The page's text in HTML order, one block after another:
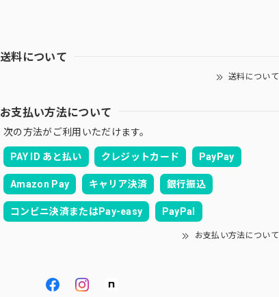
送料について
送料について
お支払い方法について
次の方法がご利用いただけます。
PAY ID あと払い クレジットカード PayPay
Amazon Pay キャリア決済 銀行振込
コンビニ決済またはPay-easy PayPal
お支払い方法について